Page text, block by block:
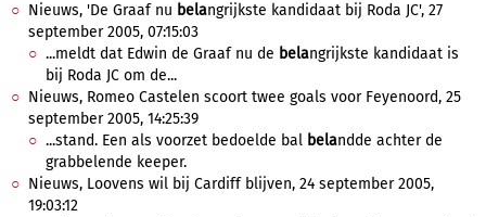
Nieuws, 'De Graaf nu belangrijkste kandidaat bij Roda JC', 27
september 2005, 07:15:03
...meldt dat Edwin de Graaf nu de belangrijkste kandidaat is
bij Roda JC om de...
Nieuws, Romeo Castelen scoort twee goals voor Feyenoord, 25
september 2005, 14:25:39
...stand. Een als voorzet bedoelde bal belandde achter de
grabbelende keeper.
Nieuws, Loovens wil bij Cardiff blijven, 24 september 2005,
19:03:12